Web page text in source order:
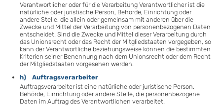
Verantwortlicher oder für die Verarbeitung Verantwortlicher ist die
natürliche oder juristische Person, Behörde, Einrichtung oder
andere Stelle, die allein oder gemeinsam mit anderen über die
Zwecke und Mittel der Verarbeitung von personenbezogenen Daten
entscheidet. Sind die Zwecke und Mittel dieser Verarbeitung durch
das Unionsrecht oder das Recht der Mitgliedstaaten vorgegeben, so
kann der Verantwortliche beziehungsweise können die bestimmten
Kriterien seiner Benennung nach dem Unionsrecht oder dem Recht
der Mitgliedstaaten vorgesehen werden.
h) Auftragsverarbeiter
Auftragsverarbeiter ist eine natürliche oder juristische Person,
Behörde, Einrichtung oder andere Stelle, die personenbezogene
Daten im Auftrag des Verantwortlichen verarbeitet.